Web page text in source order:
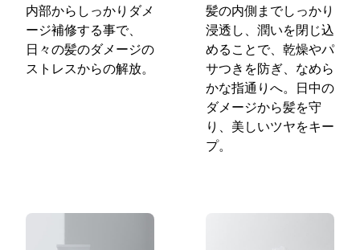
内部からしっかりダメ
ージ補修する事で、
日々の髪のダメージの
ストレスからの解放。
髪の内側までしっかり
浸透し、潤いを閉じ込
めることで、乾燥やパ
サつきを防ぎ、なめら
かな指通りへ。日中の
ダメージから髪を守
り、美しいツヤをキー
プ。